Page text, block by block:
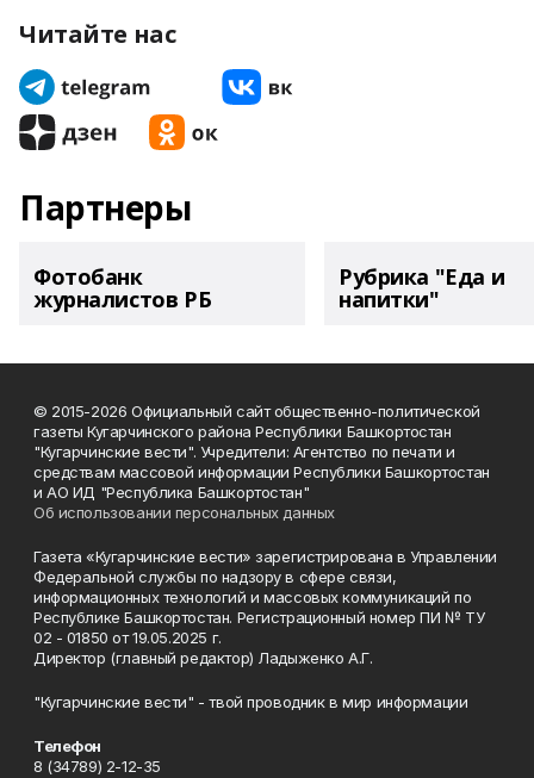
Читайте нас
Партнеры
Фотобанк
журналистов РБ
Рубрика "Еда и
напитки"
© 2015-2026 Официальный сайт общественно-политической
газеты Кугарчинского района Республики Башкортостан
"Кугарчинские вести". Учредители: Агентство по печати и
средствам массовой информации Республики Башкортостан
и АО ИД "Республика Башкортостан"
Об использовании персональных данных
Газета «Кугарчинские вести» зарегистрирована в Управлении
Федеральной службы по надзору в сфере связи,
информационных технологий и массовых коммуникаций по
Республике Башкортостан. Регистрационный номер ПИ № ТУ
02 - 01850 от 19.05.2025 г.
Директор (главный редактор) Ладыженко А.Г.
"Кугарчинские вести" - твой проводник в мир информации
Телефон
8 (34789) 2-12-35